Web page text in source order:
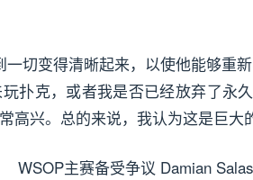
一切变得清晰起来，以使他能够重
扑克，或者我是否已经放弃了永
高兴。总的来说，我认为这是巨大
WSOP主赛备受争议 Damian